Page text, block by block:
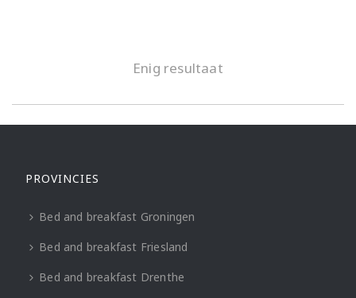
Enig resultaat
PROVINCIES
Bed and breakfast Groningen
Bed and breakfast Friesland
Bed and breakfast Drenthe